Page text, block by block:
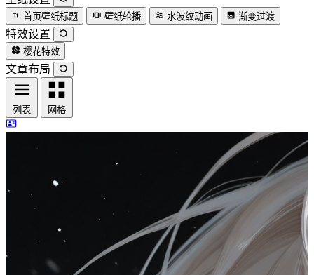
首页壁纸标题 壁纸轮播 水波纹动画 渐变过渡
特效设置
樱花特效
文章布局
列表 网格